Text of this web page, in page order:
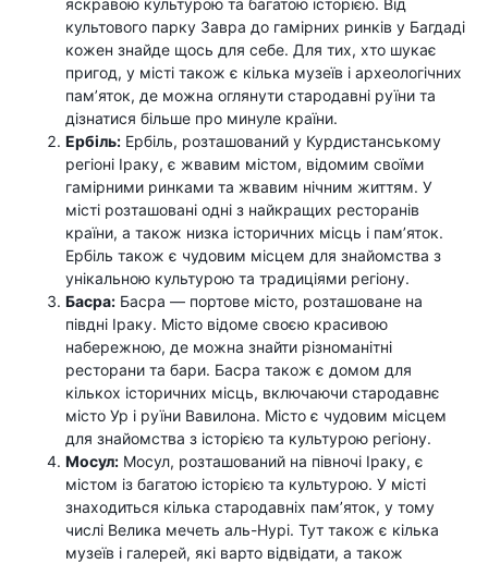
яскравою культурою та багатою історією. Від
культового парку Завра до гамірних ринків у Багдаді
кожен знайде щось для себе. Для тих, хто шукає
пригод, у місті також є кілька музеїв і археологічних
пам’яток, де можна оглянути стародавні руїни та
дізнатися більше про минуле країни.
Ербіль: Ербіль, розташований у Курдистанському
регіоні Іраку, є жвавим містом, відомим своїми
гамірними ринками та жвавим нічним життям. У
місті розташовані одні з найкращих ресторанів
країни, а також низка історичних місць і пам’яток.
Ербіль також є чудовим місцем для знайомства з
унікальною культурою та традиціями регіону.
Басра: Басра — портове місто, розташоване на
півдні Іраку. Місто відоме своєю красивою
набережною, де можна знайти різноманітні
ресторани та бари. Басра також є домом для
кількох історичних місць, включаючи стародавнє
місто Ур і руїни Вавилона. Місто є чудовим місцем
для знайомства з історією та культурою регіону.
Мосул: Мосул, розташований на півночі Іраку, є
містом із багатою історією та культурою. У місті
знаходиться кілька стародавніх пам’яток, у тому
числі Велика мечеть аль-Нурі. Тут також є кілька
музеїв і галерей, які варто відвідати, а також